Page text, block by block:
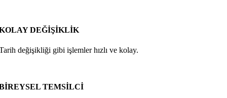
DEĞİŞİKLİK
değişikliği gibi işlemler hızlı ve kolay.
TEMSİLCİ